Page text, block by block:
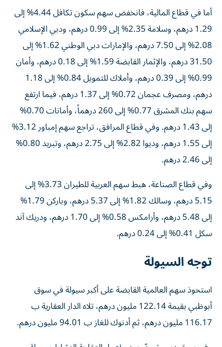
أما في قطاع المالية، فانخفض سهم سكون تكافل 4.44% إلى
1.29 درهم، وسلامة 2.35% إلى 0.99 درهم، ودبي الإسلامي
2.08% إلى 7.50 درهم، والإمارات دبي الوطني 1.62% إلى
31.50 درهم، والإثمار القابضة 1.59% إلى 0.18 درهم، وأمان
0.99% إلى 0.39 درهم، وأملاك للتمويل 0.84% إلى 1.18
درهم، ومصرف عجمان 0.72% إلى 1.37 درهم، فيما ارتفع
سهم بنك المشرق 0.77% إلى 260 درهماً، وأمانات 0.70%
إلى 1.43 درهم. وفي قطاع المرافق، تراجع سهم إمباور 3.12%
إلى 1.55 درهم، وديوا 2.82% إلى 2.75 درهم، وتبريد 0.80%
إلى 2.46 درهم.
وفي قطاع الصناعة، هبط سهم العربية للطيران 3.73% إلى
5.15 درهم، وسالك 1.82% إلى 5.37 درهم، وباركن 1.79%
إلى 5.48 درهم، وأرامكس 0.58% إلى 1.70 درهم، ودريك آند
سكل 0.41% إلى 0.24 درهم.
توجه السيولة
استحوذ سهم العالمية القابضة على أكبر سيولة في سوق
أبوظبي بقيمة 122.14 مليون درهم، تلاه الدار العقارية ب
116.17 مليون درهم، ثم أدنوك للغاز ب 94.01 مليون درهم.